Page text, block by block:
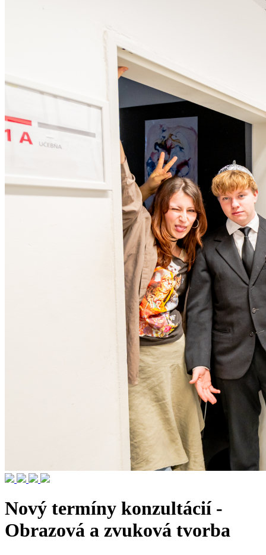
Nový termíny konzultácií -
Obrazová a zvuková tvorba